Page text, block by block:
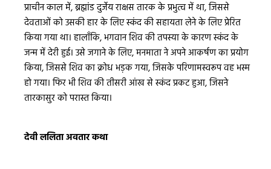
प्राचीन काल में, ब्रह्मांड दुर्जेय राक्षस तारक के प्रभुत्व में था, जिससे
देवताओं को उसकी हार के लिए स्कंद की सहायता लेने के लिए प्रेरित
किया गया था। हालाँकि, भगवान शिव की तपस्या के कारण स्कंद के
जन्म में देरी हुई। उसे जगाने के लिए, मनमाता ने अपने आकर्षण का प्रयोग
किया, जिससे शिव का क्रोध भड़क गया, जिसके परिणामस्वरूप वह भस्म
हो गया। फिर भी शिव की तीसरी आंख से स्कंद प्रकट हुआ, जिसने
तारकासुर को परास्त किया।
देवी ललिता अवतार कथा